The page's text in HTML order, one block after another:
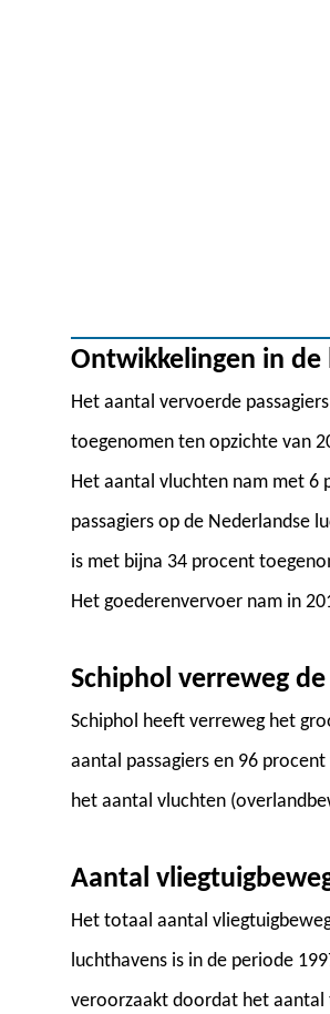
Ontwikkelingen in
Het aantal vervoerde
toegenomen ten opzichte van
Het aantal vluchten nam met 6
passagiers op de Nederlandse
is met bijna 34 procent
Het goederenvervoer nam in
Schiphol verreweg
Schiphol heeft verreweg het
aantal passagiers en 96
het aantal vluchten
Aantal
Het totaal aantal
luchthavens is in de periode
veroorzaakt doordat het aantal